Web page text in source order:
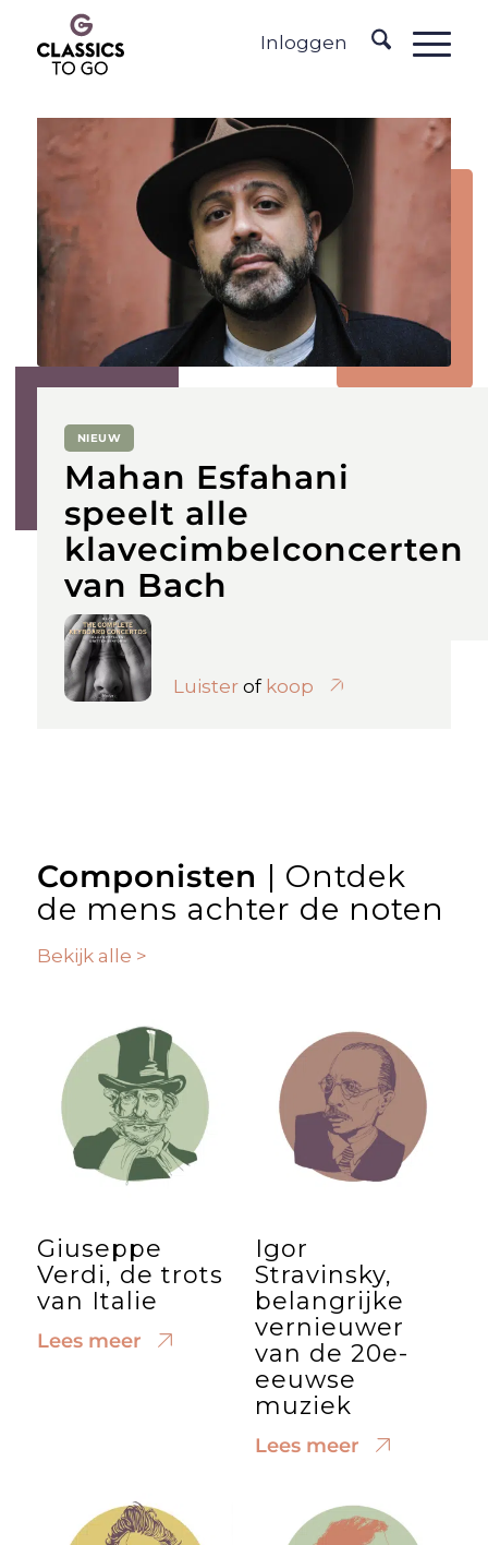
Inloggen
NIEUW
Mahan Esfahani
speelt alle
klavecimbelconcerten
van Bach
Luisterof koop
Componisten | Ontdek
de mens achter de noten
Bekijk alle >
Giuseppe
Verdi, de trots
van Italie
Lees meer
Igor
Stravinsky,
belangrijke
vernieuwer
van de 20e-
eeuwse
muziek
Lees meer